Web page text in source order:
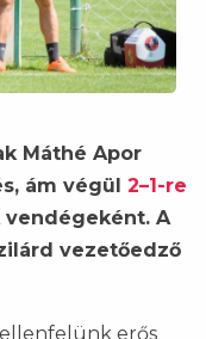
Máthé Apor
ám végül 2–1-re
vendégeként. A
vezetőedző
erős